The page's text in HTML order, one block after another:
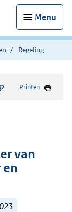
Menu
Regeling
Printen
van